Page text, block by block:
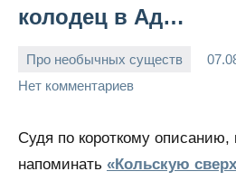
колодец в Ад…
Про необычных существ
Admin
Нет комментариев
Судя по короткому описанию,
напоминать «Кольскую